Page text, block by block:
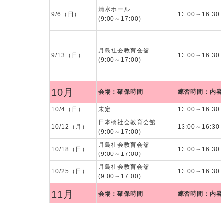
9/6（日）
清水ホール
(9:00～17:00)
13:00～
9/13（日）
月島社会教育会舘
(9:00～17:00)
13:00～
10月 会場：確保時間 練習時間：内
10/4（日） 未定 13:00～
10/12（月）
日本橋社会教育会館
(9:00～17:00)
13:00～
10/18（日）
月島社会教育会舘
(9:00～17:00)
13:00～
10/25（日）
月島社会教育会舘
(9:00～17:00)
13:00～
11月 会場：確保時間 練習時間：内